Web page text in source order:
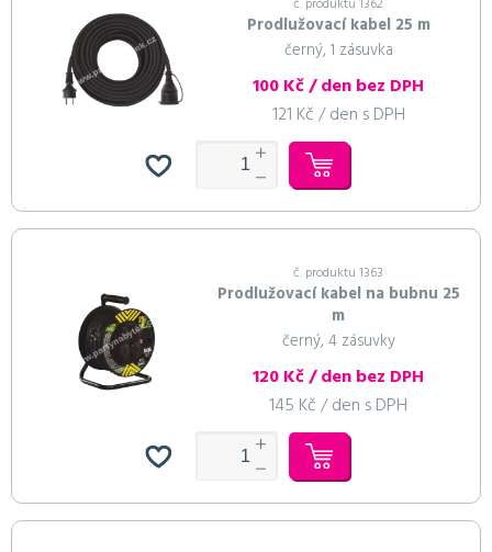
Prodlužovací kabel 25 m
černý, 1 zásuvka
100 Kč / den bez DPH
121 Kč / den s DPH
č. produktu 1363
Prodlužovací kabel na bubnu 25
m
černý, 4 zásuvky
120 Kč / den bez DPH
145 Kč / den s DPH